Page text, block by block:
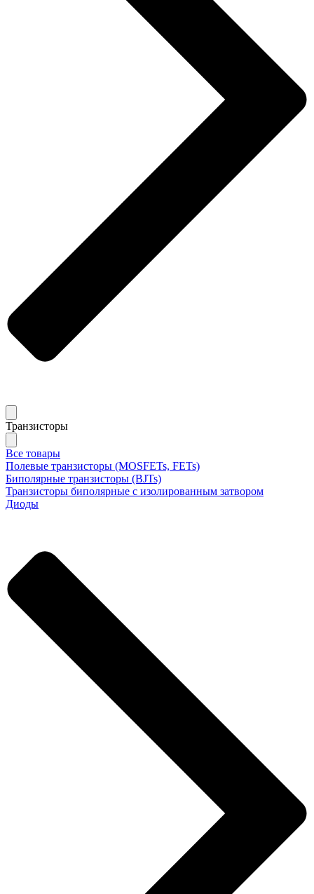
Транзисторы
Все товары
Полевые транзисторы (MOSFETs, FETs)
Биполярные транзисторы (BJTs)
Транзисторы биполярные с изолированным затвором
Диоды